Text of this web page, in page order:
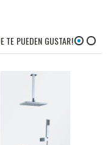
TE PUEDEN GUSTAR!